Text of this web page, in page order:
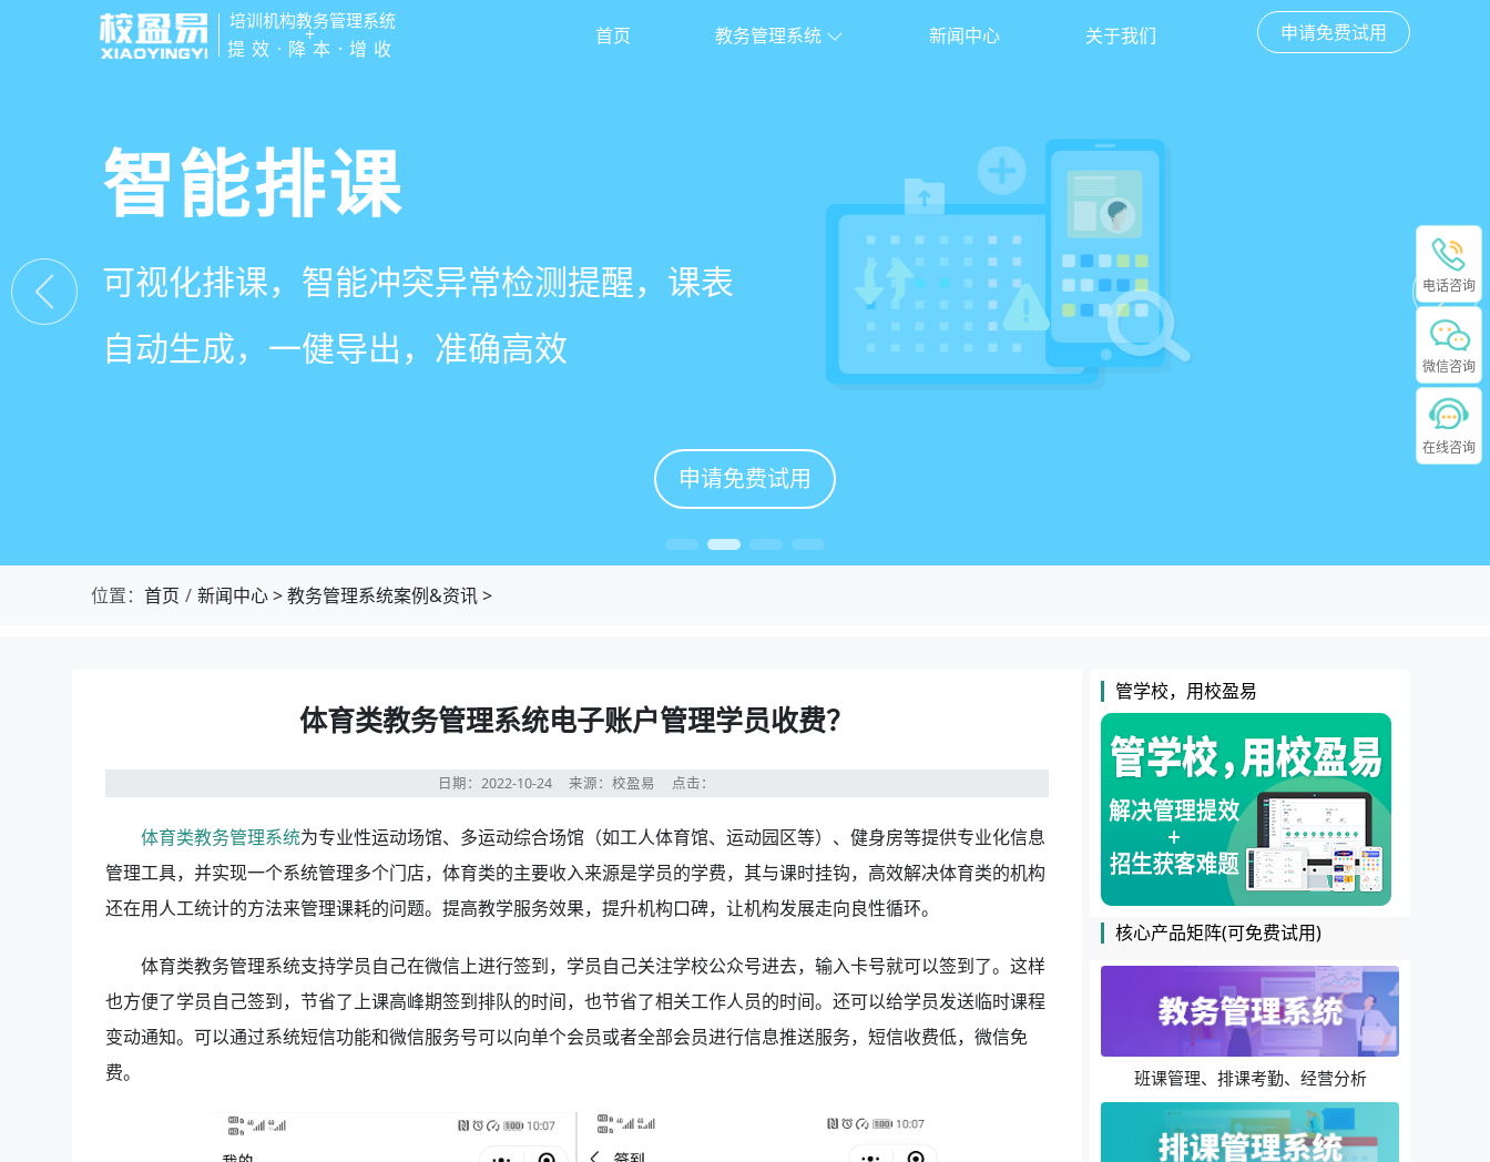
培训机构教务管理系统
+
提效·降本·增收
首页 教务管理系统 新闻中心 关于我们 申请免费试用
管学校，用校盈易
培训机构教务管理系统
有效提升运营管理效率45%
申请免费试用
智能排课
可视化排课，智能冲突异常检测提醒，课表
自动生成，一健导出，准确高效
申请免费试用
课时统计
学员签到同步扣减课时，老师带课量自动统
计、汇总，数据清晰可查免扯皮
申请免费试用
家校互动
一部手机链接教师、学员、家长，沟通互动
零距离，服务贴心铸口碑促续费
申请免费试用
位置： 首页 新闻中心>教务管理系统案例&资讯>
体育类教务管理系统电子账户管理学员收费？
日期：2022-10-24来源：校盈易 点击：
体育类教务管理系统为专业性运动场馆、多运动综合场馆（如工人体育馆、运动园区等）、健身房等提供专业化信息
管理工具，并实现一个系统管理多个门店，体育类的主要收入来源是学员的学费，其与课时挂钩，高效解决体育类的机构
还在用人工统计的方法来管理课耗的问题。提高教学服务效果，提升机构口碑，让机构发展走向良性循环。
体育类教务管理系统支持学员自己在微信上进行签到，学员自己关注学校公众号进去，输入卡号就可以签到了。这样
也方便了学员自己签到，节省了上课高峰期签到排队的时间，也节省了相关工作人员的时间。还可以给学员发送临时课程
变动通知。可以通过系统短信功能和微信服务号可以向单个会员或者全部会员进行信息推送服务，短信收费低，微信免
费。
管学校，用校盈易
核心产品矩阵(可免费试用)
班课管理、排课考勤、经营分析
电话咨询
微信咨询
在线咨询